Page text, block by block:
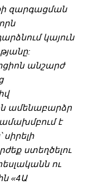
զարգացման
կայուն
անշարժ
ամենաբարձր
է
ստեղծելու
ու
«4Ա